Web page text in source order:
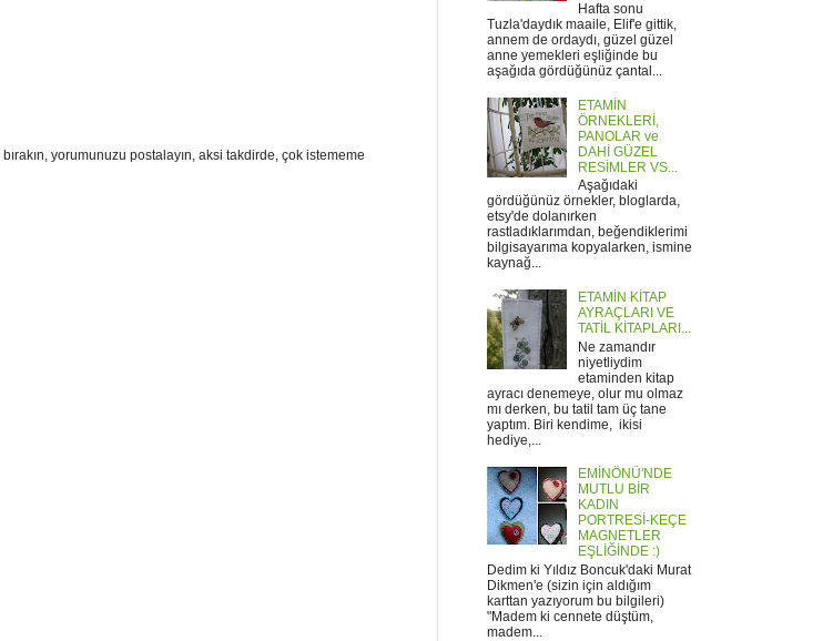
bırakın, yorumunuzu postalayın, aksi takdirde, çok istememe
Hafta sonu
Tuzla'daydık maaile, Elif'e gittik,
annem de ordaydı, güzel güzel
anne yemekleri eşliğinde bu
aşağıda gördüğünüz çantal...
ETAMİN
ÖRNEKLERİ,
PANOLAR ve
DAHİ GÜZEL
RESİMLER VS...
Aşağıdaki
gördüğünüz örnekler, bloglarda,
etsy'de dolanırken
rastladıklarımdan, beğendiklerimi
bilgisayarıma kopyalarken, ismine
kaynağ...
ETAMİN KİTAP
AYRAÇLARI VE
TATİL KİTAPLARI...
Ne zamandır
niyetliydim
etaminden kitap
ayracı denemeye, olur mu olmaz
mı derken, bu tatil tam üç tane
yaptım. Biri kendime, ikisi
hediye,...
EMİNÖNÜ'NDE
MUTLU BİR
KADIN
PORTRESİ-KEÇE
MAGNETLER
EŞLİĞİNDE :)
Dedim ki Yıldız Boncuk'daki Murat
Dikmen'e (sizin için aldığım
karttan yazıyorum bu bilgileri)
"Madem ki cennete düştüm,
madem...